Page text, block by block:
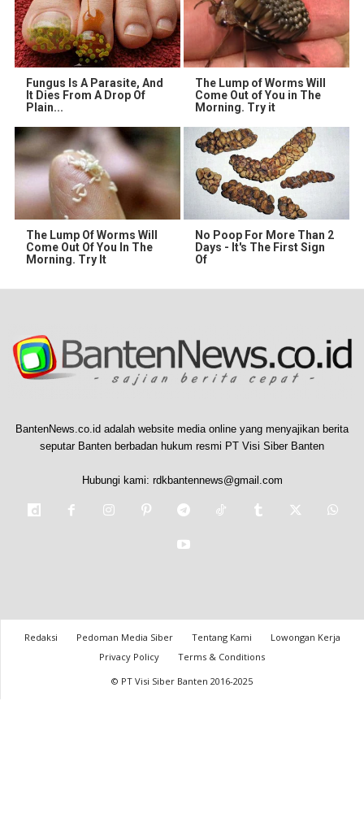
Fungus Is A Parasite, And
It Dies From A Drop Of
Plain...
The Lump of Worms Will
Come Out of You in The
Morning. Try it
The Lump Of Worms Will
Come Out Of You In The
Morning. Try It
No Poop For More Than 2
Days - It's The First Sign
Of
BantenNews.co.id adalah website media online yang menyajikan berita
seputar Banten berbadan hukum resmi PT Visi Siber Banten
Hubungi kami: rdkbantennews@gmail.com
Redaksi Pedoman Media Siber Tentang Kami
Lowongan Kerja
Privacy Policy
Terms & Conditions
© PT Visi Siber Banten 2016-2025